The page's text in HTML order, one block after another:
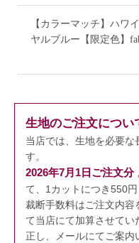
【カラーマッチ】ハワ
ヤルブルー【限定色】
生地のご注文につい
当店では、生地を必要な
す。
2026年7月1日ご注文分
て、1カットにつき550
裁断手数料はご注文内容
て当店にて加算させてい
正し、メールにてご案